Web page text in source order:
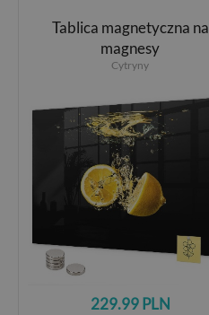
Tablica magnetyczna na
magnesy
Cytryny
229.99 PLN